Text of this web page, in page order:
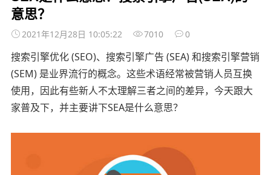
意思？
2021年12月28日 10:05:22 7010 0
搜索引擎优化 (SEO)、搜索引擎广告 (SEA) 和搜索引擎营销
(SEM) 是业界流行的概念。这些术语经常被营销人员互换
使用，因此有些新人不太理解三者之间的差异，今天跟大
家普及下，并主要讲下SEA是什么意思？